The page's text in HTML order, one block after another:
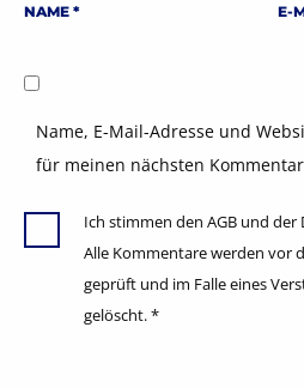
NAME * E-
Name, E-Mail-Adresse und
für meinen nächsten
Ich stimmen den AGB und
Alle Kommentare werden vor
geprüft und im Falle eines
gelöscht.*